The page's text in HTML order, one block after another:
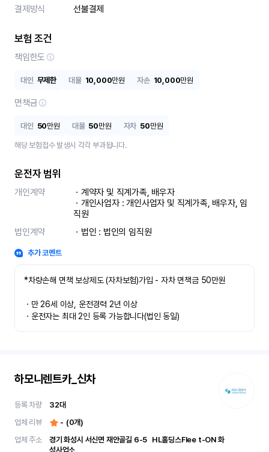
결제방식
선불결제
보험 조건
책임한도
대인 무제한 대물 10,000만원 자손 10,000만원
면책금
대인 50만원 대물 50만원 자차 50만원
해당 보험접수 발생시 각각 부과됩니다.
운전자 범위
개인계약
ㆍ계약자 및 직계가족, 배우자
ㆍ개인사업자 : 개인사업자 및 직계가족, 배우자, 임
직원
법인계약
ㆍ법인 : 법인의 임직원
추가 코멘트
*차량손해 면책 보상제도 (자차보험)가입 - 자차 면책금 50만원
ㆍ만 26세 이상, 운전경력 2년 이상
ㆍ운전자는 최대 2인 등록 가능합니다(법인 동일)
하모니렌트카_신차
등록 차량 32대
업체 리뷰
- (0개)
업체 주소
경기 화성시 서신면 재안골길 6-5	 HL홀딩스Flee t-ON 화
성사업소